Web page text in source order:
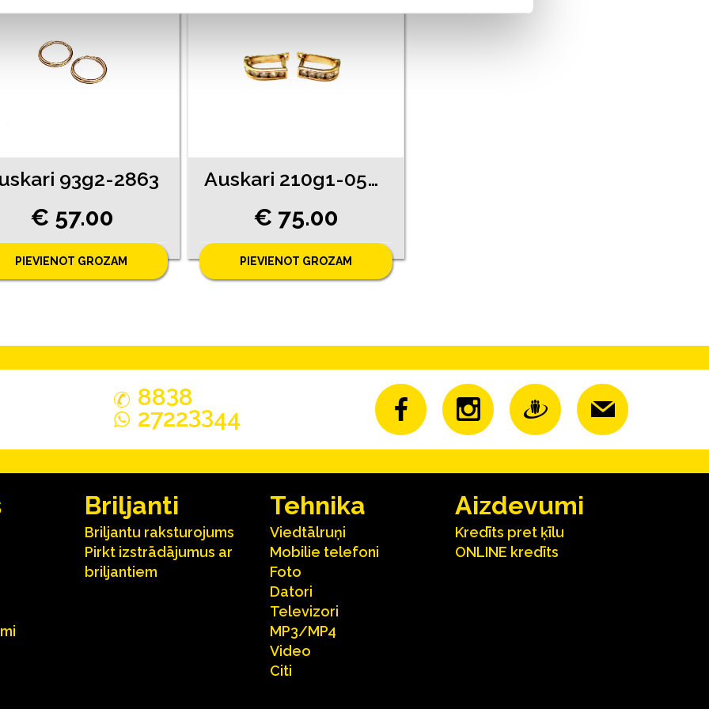
93g2-2863
€ 57.00
PIEVIENOT GROZAM
Auskari 210g1-0563
€ 75.00
PIEVIENOT GROZAM
8838
27223344
Briljanti
Briljantu raksturojums
Pirkt izstrādājumus ar
briljantiem
Tehnika
Viedtālruņi
Mobilie telefoni
Foto
Datori
Televizori
MP3/MP4
Video
Citi
Aizdevumi
Kredīts pret ķīlu
ONLINE kredīts